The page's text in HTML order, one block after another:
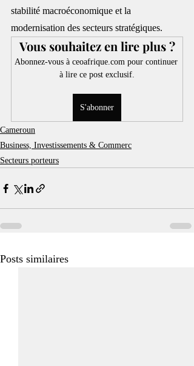
stabilité macroéconomique et la
modernisation des secteurs stratégiques.
Vous souhaitez en lire plus ?
Abonnez-vous à ceoafrique.com pour continuer
à lire ce post exclusif.
S'abonner
Cameroun
Business, Investissements & Commerc
Secteurs porteurs
Posts similaires